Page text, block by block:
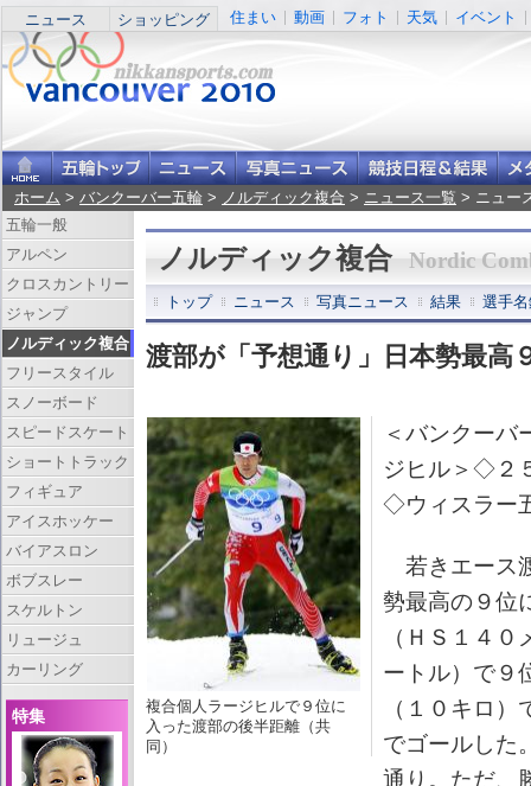
ニュース ショッピング 住まい 動画 フォト 天気 イベント
ホーム > バンクーバー五輪 > ノルディック複合 > ニュース一覧 > ニュー
ノルディック複合 Nordic
トップ ニュース 写真ニュース 結果 選手
渡部が「予想通り」日本勢最高
複合個人ラージヒルで９位に
入った渡部の後半距離（共
同）
＜バンクーバ
ジヒル＞◇２
◇ウィスラー
若きエース
勢最高の９位
（ＨＳ１４
ートル）で９
（１０キロ
でゴールした
通り。ただ、
五輪一般
アルペン
クロスカントリー
ジャンプ
ノルディック複合
フリースタイル
スノーボード
スピードスケート
ショートトラック
フィギュア
アイスホッケー
バイアスロン
ボブスレー
スケルトン
リュージュ
カーリング
特集